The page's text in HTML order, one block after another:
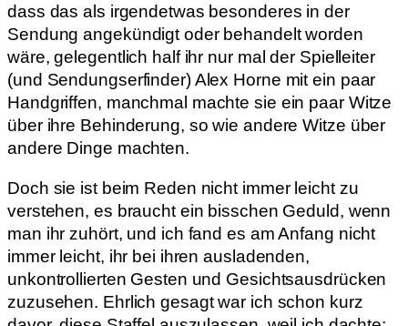
dass das als irgendetwas besonderes in der
Sendung angekündigt oder behandelt worden
wäre, gelegentlich half ihr nur mal der Spielleiter
(und Sendungserfinder) Alex Horne mit ein paar
Handgriffen, manchmal machte sie ein paar Witze
über ihre Behinderung, so wie andere Witze über
andere Dinge machten.
Doch sie ist beim Reden nicht immer leicht zu
verstehen, es braucht ein bisschen Geduld, wenn
man ihr zuhört, und ich fand es am Anfang nicht
immer leicht, ihr bei ihren ausladenden,
unkontrollierten Gesten und Gesichtsausdrücken
zuzusehen. Ehrlich gesagt war ich schon kurz